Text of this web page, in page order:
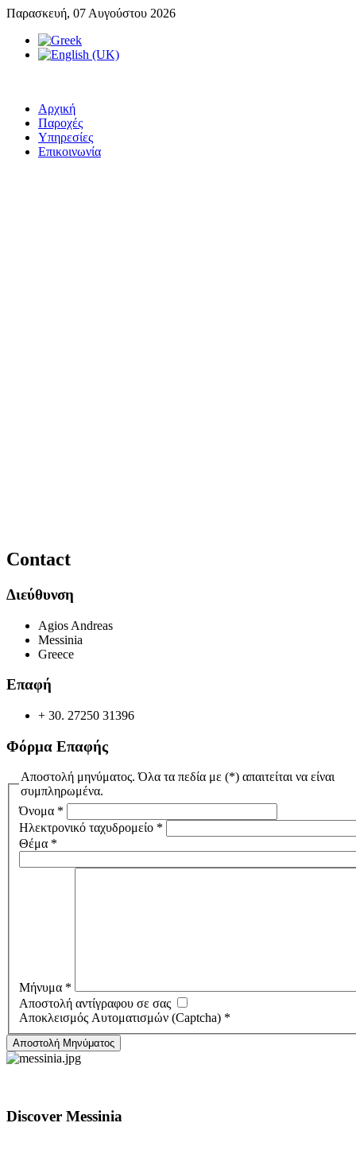
Παρασκευή, 07 Αυγούστου 2026
Αρχική
Παροχές
Υπηρεσίες
Επικοινωνία
Contact
Διεύθυνση
Agios Andreas
Messinia
Greece
Επαφή
+ 30. 27250 31396
Φόρμα Επαφής
Αποστολή μηνύματος. Όλα τα πεδία με (*) απαιτείται να είναι
συμπληρωμένα.
Όνομα *
Ηλεκτρονικό ταχυδρομείο *
Θέμα *
Μήνυμα *
Αποστολή αντίγραφου σε σας
Αποκλεισμός Αυτοματισμών (Captcha) *
Αποστολή Μηνύματος
Discover Messinia